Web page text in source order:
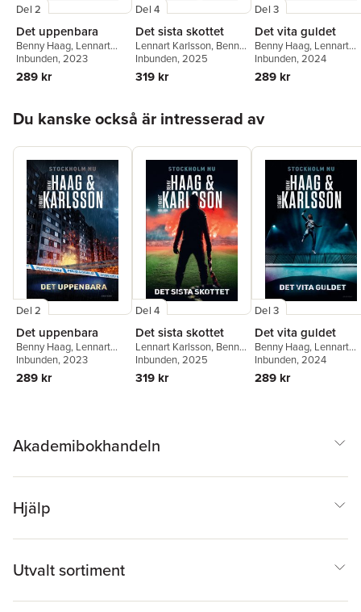
Del 2
Det uppenbara
Benny Haag, Lennart
Karlsson
Inbunden, 2023
289 kr
Del 4
Det sista skottet
Lennart Karlsson, Benny
Haag
Inbunden, 2025
319 kr
Del 3
Det vita guldet
Benny Haag, Lennart
Karlsson
Inbunden, 2024
289 kr
Du kanske också är intresserad av
Del 2
Det uppenbara
Benny Haag, Lennart
Karlsson
Inbunden, 2023
289 kr
Del 4
Det sista skottet
Lennart Karlsson, Benny
Haag
Inbunden, 2025
319 kr
Del 3
Det vita guldet
Benny Haag, Lennart
Karlsson
Inbunden, 2024
289 kr
Akademibokhandeln
Hjälp
Utvalt sortiment